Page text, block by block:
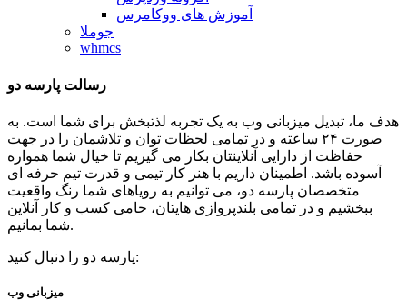
آموزش های ووکامرس
جوملا
whmcs
رسالت پارسه دو
هدف ما، تبدیل میزبانی وب به یک تجربه لذتبخش برای شما است. به
صورت ۲۴ ساعته و در تمامی لحظات توان و تلاشمان را در جهت
حفاظت از دارایی آنلاینتان بکار می گیریم تا خیال شما همواره
آسوده باشد. اطمینان داریم با هنر کار تیمی و قدرت تیم حرفه ای
متخصصان پارسه دو، می توانیم به رویاهای شما رنگ واقعیت
ببخشیم و در تمامی بلندپروازی هایتان، حامی کسب و کار آنلاین
شما بمانیم.
پارسه دو را دنبال کنید:
میزبانی وب